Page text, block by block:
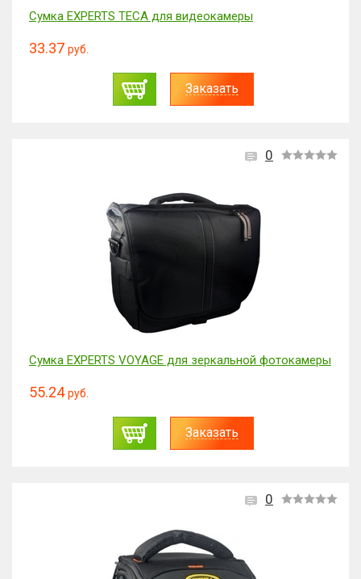
Сумка EXPERTS TECA для видеокамеры
33.37 руб.
Заказать
0
Сумка EXPERTS VOYAGE для зеркальной фотокамеры
55.24 руб.
Заказать
0